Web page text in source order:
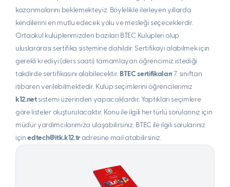
kazanmalarını beklemekteyiz. Böylelikle ilerleyen yıllarda
kendilerini en mutlu edecek yolu ve mesleği seçeceklerdir.
Ortaokul kulüplerimizden bazıları BTEC Kulüpleri olup
uluslararası sertifika sistemine dahildir. Sertifikayı alabilmek için
gerekli krediyi (ders saati) tamamlayan öğrencimiz istediği
takdirde sertifikasını alabilecektir. BTEC sertifikaları 7. sınıftan
itibaren verilebilmektedir. Kulüp seçimlerini öğrencilerimiz
k12.netsistemi üzerinden yapacaklardır. Yaptıkları seçimlere
göre listeler oluşturulacaktır. Konu ile ilgili her türlü sorularınız için
müdür yardımcılarımıza ulaşabilirsiniz. BTEC ile ilgili sorularınız
içinedtech@itk.k12.tradresine mail atabilirsiniz.